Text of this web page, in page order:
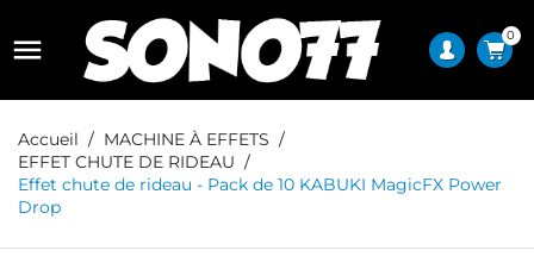
 0
Accueil
MACHINE À EFFETS
EFFET CHUTE DE RIDEAU
Effet chute de rideau - Pack de 10 KABUKI MagicFX Power
Drop